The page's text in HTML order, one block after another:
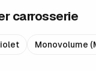
carrosserie
Monovolume